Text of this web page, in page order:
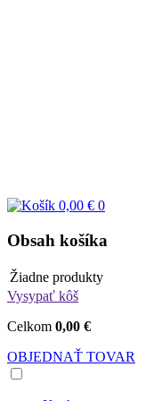
0,00 € 0
Obsah košíka
Žiadne produkty
Vysypať kôš
Celkom 0,00 €
OBJEDNAŤ TOVAR